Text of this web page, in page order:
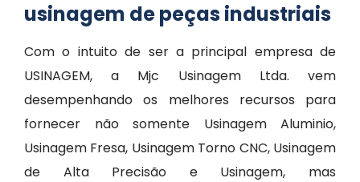
usinagem de peças industriais
Com o intuito de ser a principal empresa de
USINAGEM, a Mjc Usinagem Ltda. vem
desempenhando os melhores recursos para
fornecer não somente Usinagem Aluminio,
Usinagem Fresa, Usinagem Torno CNC, Usinagem
de Alta Precisão e Usinagem, mas